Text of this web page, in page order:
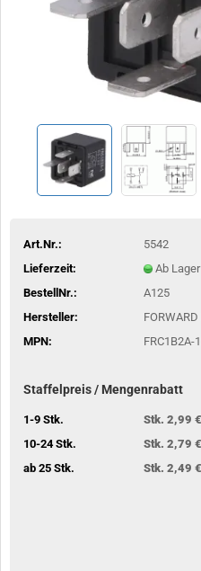
Art.Nr.:
5542
Lieferzeit:
Ab
BestellNr.:
A125
Hersteller:
MPN:
FRC1B2A-
Staffelpreis / Mengenrabatt
1-9 Stk.
Stk. 2,99 €
10-24 Stk.
Stk. 2,79 €
ab 25 Stk.
Stk. 2,49 €